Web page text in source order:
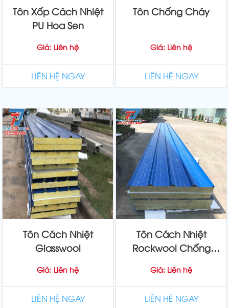
Tôn Xốp Cách Nhiệt
PU Hoa Sen
Giá: Liên hệ
LIÊN HỆ NGAY
Tôn Chống Cháy
Giá: Liên hệ
LIÊN HỆ NGAY
Tôn Cách Nhiệt
Glasswool
Giá: Liên hệ
LIÊN HỆ NGAY
Tôn Cách Nhiệt
Rockwool Chống
Giá: Liên hệ
LIÊN HỆ NGAY